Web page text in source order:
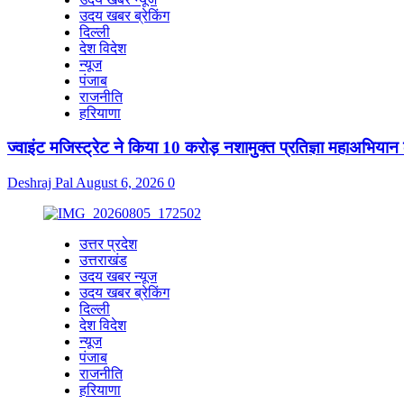
उदय खबर ब्रेकिंग
दिल्ली
देश विदेश
न्यूज
पंजाब
राजनीति
हरियाणा
ज्वाइंट मजिस्ट्रेट ने किया 10 करोड़ नशामुक्त प्रतिज्ञा
Deshraj Pal August 6, 2026 0
उत्तर प्रदेश
उत्तराखंड
उदय खबर न्यूज
उदय खबर ब्रेकिंग
दिल्ली
देश विदेश
न्यूज
पंजाब
राजनीति
हरियाणा